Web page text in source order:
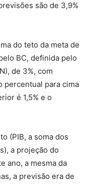
são de 3,9%
do teto da meta de
BC, definida pelo
de 3%, com
percentual para cima
é 1,5% e o
(PIB, a soma dos
a projeção do
ano, a mesma da
a previsão era de